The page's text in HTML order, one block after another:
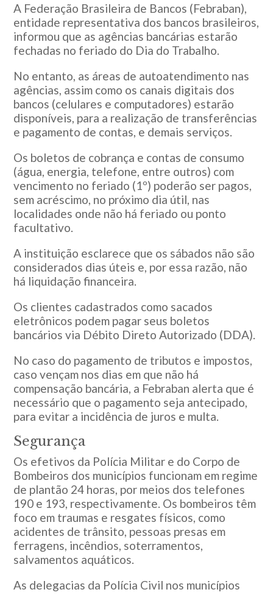
A Federação Brasileira de Bancos (Febraban),
entidade representativa dos bancos brasileiros,
informou que as agências bancárias estarão
fechadas no feriado do Dia do Trabalho.
No entanto, as áreas de autoatendimento nas
agências, assim como os canais digitais dos
bancos (celulares e computadores) estarão
disponíveis, para a realização de transferências
e pagamento de contas, e demais serviços.
Os boletos de cobrança e contas de consumo
(água, energia, telefone, entre outros) com
vencimento no feriado (1º) poderão ser pagos,
sem acréscimo, no próximo dia útil, nas
localidades onde não há feriado ou ponto
facultativo.
A instituição esclarece que os sábados não são
considerados dias úteis e, por essa razão, não
há liquidação financeira.
Os clientes cadastrados como sacados
eletrônicos podem pagar seus boletos
bancários via Débito Direto Autorizado (DDA).
No caso do pagamento de tributos e impostos,
caso vençam nos dias em que não há
compensação bancária, a Febraban alerta que é
necessário que o pagamento seja antecipado,
para evitar a incidência de juros e multa.
Segurança
Os efetivos da Polícia Militar e do Corpo de
Bombeiros dos municípios funcionam em regime
de plantão 24 horas, por meios dos telefones
190 e 193, respectivamente. Os bombeiros têm
foco em traumas e resgates físicos, como
acidentes de trânsito, pessoas presas em
ferragens, incêndios, soterramentos,
salvamentos aquáticos.
As delegacias da Polícia Civil nos municípios